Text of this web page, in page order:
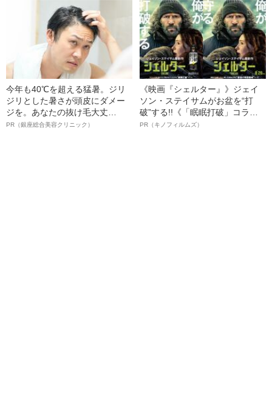
語る”《日本興収70億円突破》
明かす、“逆転の戦術”
今年も40℃を超える猛暑。ジリ
ジリとした暑さが頭皮にダメー
ジを。あなたの抜け毛大丈
夫！？
PR（銀座総合美容クリニック）
《映画『シェルター』》ジェイ
ソン・ステイサムがお盆を“打
破”する!!《「眠眠打破」コラ
ボ》
PR（キノフィルムズ）